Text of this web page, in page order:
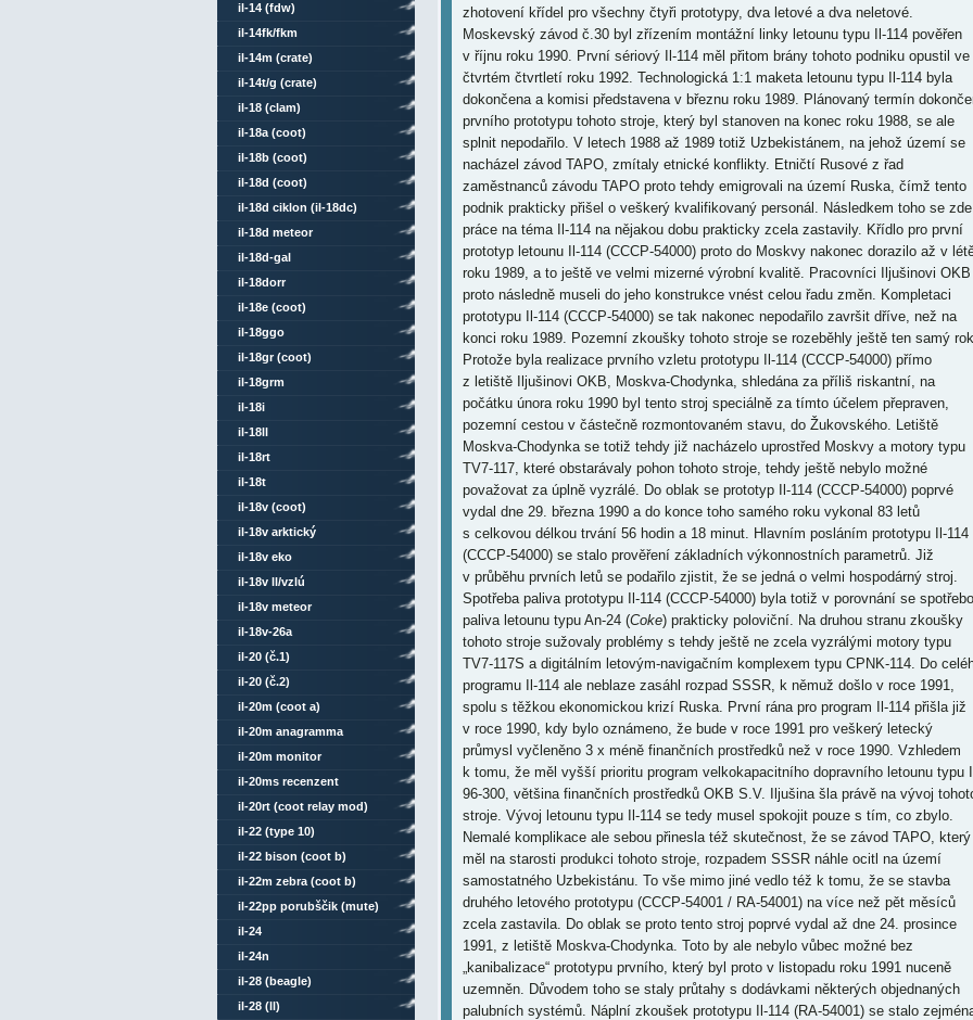
zhotovení křídel pro všechny čtyři prototypy, dva letové a dva neletové.
Moskevský závod č.30 byl zřízením montážní linky letounu typu Il-114 pověřen
v říjnu roku 1990. První sériový Il-114 měl přitom brány tohoto podniku opustil ve
čtvrtém čtvrtletí roku 1992. Technologická 1:1 maketa letounu typu Il-114 byla
dokončena a komisi představena v březnu roku 1989. Plánovaný termín
prvního prototypu tohoto stroje, který byl stanoven na konec roku 1988, se ale
splnit nepodařilo. V letech 1988 až 1989 totiž Uzbekistánem, na jehož území se
nacházel závod TAPO, zmítaly etnické konflikty. Etničtí Rusové z řad
zaměstnanců závodu TAPO proto tehdy emigrovali na území Ruska, čímž tento
podnik prakticky přišel o veškerý kvalifikovaný personál. Následkem toho se zde
práce na téma Il-114 na nějakou dobu prakticky zcela zastavily. Křídlo pro první
prototyp letounu Il-114 (CCCP-54000) proto do Moskvy nakonec dorazilo až v
roku 1989, a to ještě ve velmi mizerné výrobní kvalitě. Pracovníci Iljušinovi OKB
proto následně museli do jeho konstrukce vnést celou řadu změn. Kompletaci
prototypu Il-114 (CCCP-54000) se tak nakonec nepodařilo završit dříve, než na
konci roku 1989. Pozemní zkoušky tohoto stroje se rozeběhly ještě ten samý
Protože byla realizace prvního vzletu prototypu Il-114 (CCCP-54000) přímo
z letiště Iljušinovi OKB, Moskva-Chodynka, shledána za příliš riskantní, na
počátku února roku 1990 byl tento stroj speciálně za tímto účelem přepraven,
pozemní cestou v částečně rozmontovaném stavu, do Žukovského. Letiště
Moskva-Chodynka se totiž tehdy již nacházelo uprostřed Moskvy a motory typu
TV7-117, které obstarávaly pohon tohoto stroje, tehdy ještě nebylo možné
považovat za úplně vyzrálé. Do oblak se prototyp Il-114 (CCCP-54000) poprvé
vydal dne 29. března 1990 a do konce toho samého roku vykonal 83 letů
s celkovou délkou trvání 56 hodin a 18 minut. Hlavním posláním prototypu Il-114
(CCCP-54000) se stalo prověření základních výkonnostních parametrů. Již
v průběhu prvních letů se podařilo zjistit, že se jedná o velmi hospodárný stroj.
Spotřeba paliva prototypu Il-114 (CCCP-54000) byla totiž v porovnání se
paliva letounu typu An-24 (Coke) prakticky poloviční. Na druhou stranu zkoušky
tohoto stroje sužovaly problémy s tehdy ještě ne zcela vyzrálými motory typu
TV7-117S a digitálním letovým-navigačním komplexem typu CPNK-114. Do
programu Il-114 ale neblaze zasáhl rozpad SSSR, k němuž došlo v roce 1991,
spolu s těžkou ekonomickou krizí Ruska. První rána pro program Il-114 přišla již
v roce 1990, kdy bylo oznámeno, že bude v roce 1991 pro veškerý letecký
průmysl vyčleněno 3 x méně finančních prostředků než v roce 1990. Vzhledem
k tomu, že měl vyšší prioritu program velkokapacitního dopravního letounu typu
96-300, většina finančních prostředků OKB S.V. Iljušina šla právě na vývoj
stroje. Vývoj letounu typu Il-114 se tedy musel spokojit pouze s tím, co zbylo.
Nemalé komplikace ale sebou přinesla též skutečnost, že se závod TAPO, který
měl na starosti produkci tohoto stroje, rozpadem SSSR náhle ocitl na území
samostatného Uzbekistánu. To vše mimo jiné vedlo též k tomu, že se stavba
druhého letového prototypu (CCCP-54001 / RA-54001) na více než pět měsíců
zcela zastavila. Do oblak se proto tento stroj poprvé vydal až dne 24. prosince
1991, z letiště Moskva-Chodynka. Toto by ale nebylo vůbec možné bez
„kanibalizace“ prototypu prvního, který byl proto v listopadu roku 1991 nuceně
uzemněn. Důvodem toho se staly průtahy s dodávkami některých objednaných
palubních systémů. Náplní zkoušek prototypu Il-114 (RA-54001) se stalo
il-14 (fdw)
il-14fk/fkm
il-14m (crate)
il-14t/g (crate)
il-18 (clam)
il-18a (coot)
il-18b (coot)
il-18d (coot)
il-18d ciklon (il-18dc)
il-18d meteor
il-18d-gal
il-18dorr
il-18e (coot)
il-18ggo
il-18gr (coot)
il-18grm
il-18i
il-18ll
il-18rt
il-18t
il-18v (coot)
il-18v arktický
il-18v eko
il-18v ll/vzlú
il-18v meteor
il-18v-26a
il-20 (č.1)
il-20 (č.2)
il-20m (coot a)
il-20m anagramma
il-20m monitor
il-20ms recenzent
il-20rt (coot relay mod)
il-22 (type 10)
il-22 bison (coot b)
il-22m zebra (coot b)
il-22pp porubščik (mute)
il-24
il-24n
il-28 (beagle)
il-28 (ll)